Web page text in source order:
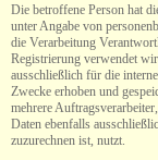
Die betroffene Person hat
unter Angabe von
die Verarbeitung
Registrierung verwendet
ausschließlich für die
Zwecke erhoben und
mehrere
Daten ebenfalls
zuzurechnen ist, nutzt.